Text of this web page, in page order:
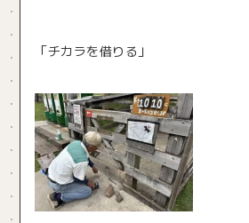
「チカラを借りる」